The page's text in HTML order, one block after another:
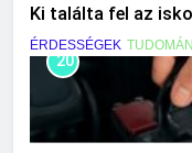
Ki találta fel az
ÉRDESSÉGEK
20